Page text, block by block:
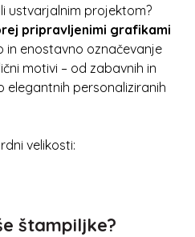
ustvarjalnim projektom?
pripravljenimi grafikami
in enostavno označevanje
motivi – od zabavnih in
elegantnih personaliziranih
velikosti:
štampiljke?